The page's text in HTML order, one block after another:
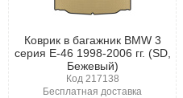
Коврик в багажник BMW 3
серия E-46 1998-2006 гг. (SD,
Бежевый)
Код 217138
Бесплатная доставка